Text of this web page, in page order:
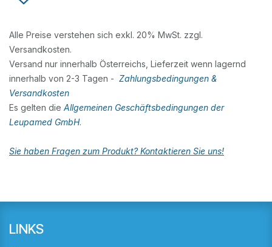
Alle Preise verstehen sich exkl. 20% MwSt. zzgl.
Versandkosten.
Versand nur innerhalb Österreichs, Lieferzeit wenn lagernd
innerhalb von 2-3 Tagen - Zahlungsbedingungen &
Versandkosten
Es gelten die Allgemeinen Geschäftsbedingungen der
Leupamed GmbH.
Sie haben Fragen zum Produkt? Kontaktieren Sie uns!
LINKS